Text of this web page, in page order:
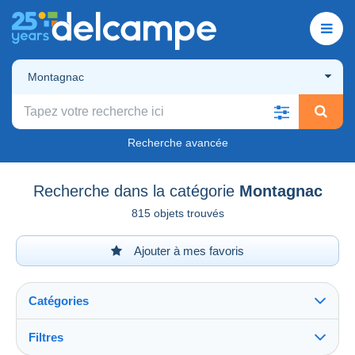
Montagnac
Recherche avancée
Recherche dans la catégorie Montagnac
815 objets trouvés
Ajouter à mes favoris
Catégories
Filtres